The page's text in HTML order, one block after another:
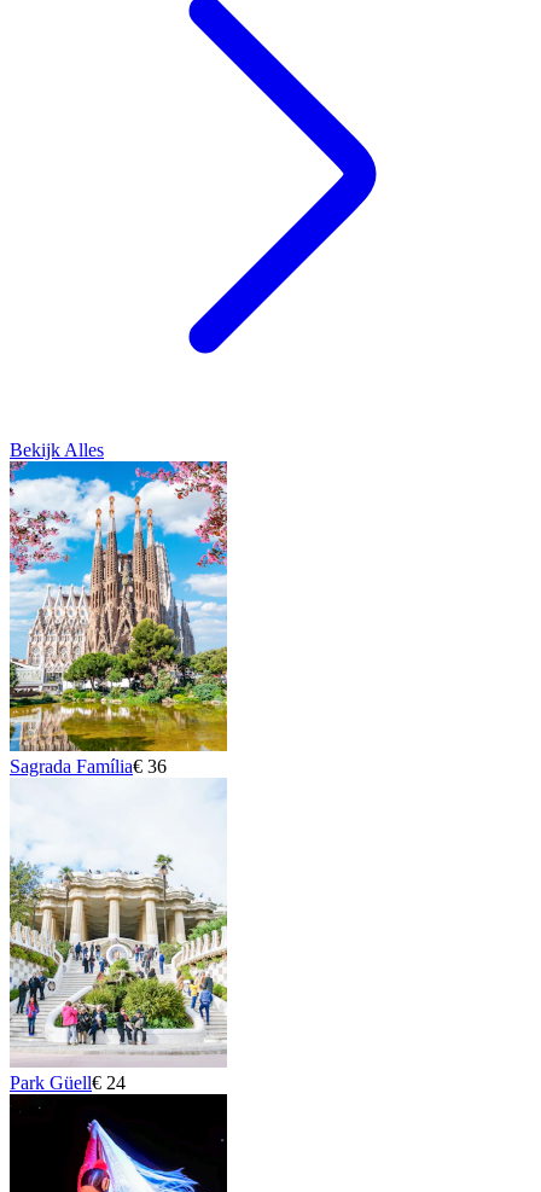
Bekijk Alles
Sagrada Família€ 36
Park Güell€ 24